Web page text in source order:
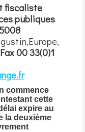
fiscaliste
publiques
00 33(0)1
commence
cette
expire au
la deuxième